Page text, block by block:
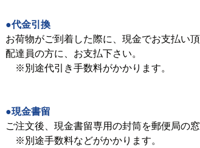
●代金引換
お荷物がご到着した際に、現金でお支払い頂
配達員の方に、お支払下さい。
※別途代引き手数料がかかります。
●現金書留
ご注文後、現金書留専用の封筒を郵便局の
※別途手数料などがかかります。